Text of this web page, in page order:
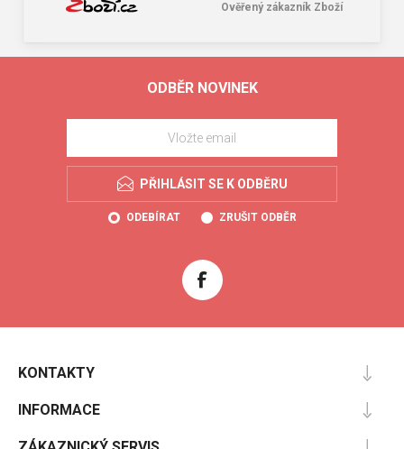
Ověřený zákazník Zboží
ODBĚR NOVINEK
PŘIHLÁSIT SE K ODBĚRU
ODEBÍRAT ZRUŠIT ODBĚR
KONTAKTY
INFORMACE